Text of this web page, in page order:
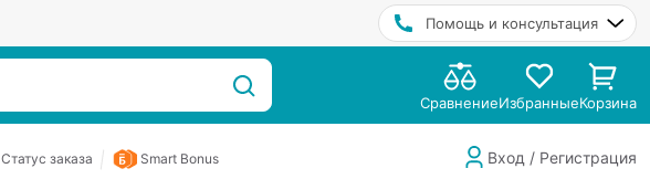
Помощь и консультация
СравнениеИзбранныеКорзина
Статус заказа Smart Bonus Вход / Регистрация